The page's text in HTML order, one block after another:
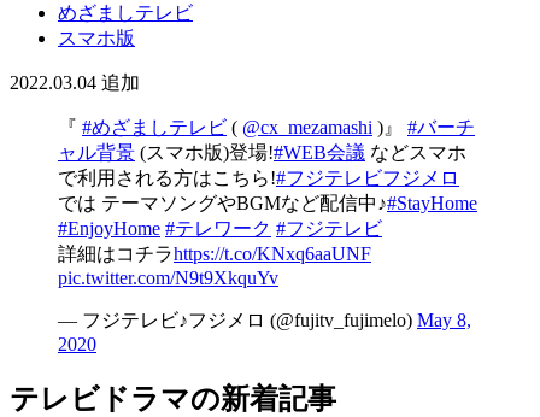
めざましテレビ
スマホ版
2022.03.04 追加
『 #めざましテレビ ( @cx_mezamashi )』 #バーチ
ャル背景 (スマホ版)登場!#WEB会議 などスマホ
で利用される方はこちら!#フジテレビフジメロ
では テーマソングやBGMなど配信中♪#StayHome
#EnjoyHome #テレワーク #フジテレビ
詳細はコチラhttps://t.co/KNxq6aaUNF
pic.twitter.com/N9t9XkquYv
— フジテレビ♪フジメロ (@fujitv_fujimelo) May 8,
2020
テレビドラマの新着記事